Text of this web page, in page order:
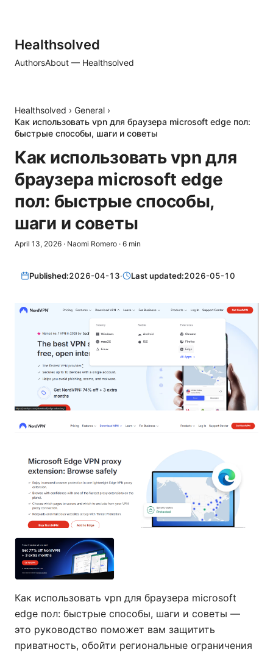
Healthsolved
AuthorsAbout — Healthsolved
Healthsolved › General ›
Как использовать vpn для браузера microsoft edge пол:
быстрые способы, шаги и советы
Как использовать vpn для
браузера microsoft edge
пол: быстрые способы,
шаги и советы
April 13, 2026 · Naomi Romero · 6 min
Published:2026-04-13· Last updated:2026-05-10
Как использовать vpn для браузера microsoft
edge пол: быстрые способы, шаги и советы —
это руководство поможет вам защитить
приватность, обойти региональные ограничения